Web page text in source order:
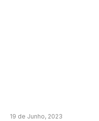
19 de Junho, 2023